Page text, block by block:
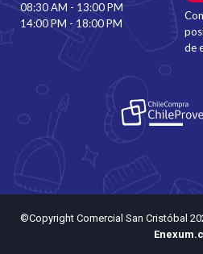
08:30 AM - 13:00 PM
14:00 PM - 18:00 PM
de
©Copyright Comercial San Cristóbal
Enexum.cl